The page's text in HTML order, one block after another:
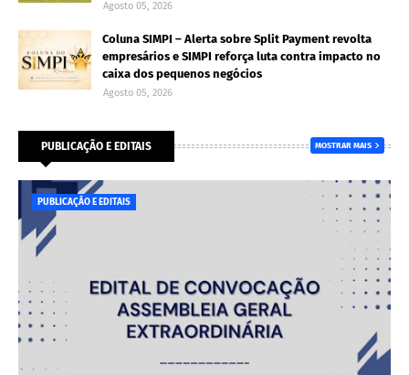
Agosto 05, 2026
Coluna SIMPI – Alerta sobre Split Payment revolta
empresários e SIMPI reforça luta contra impacto no
caixa dos pequenos negócios
Agosto 05, 2026
PUBLICAÇÃO E EDITAIS MOSTRAR MAIS
PUBLICAÇÃO E EDITAIS